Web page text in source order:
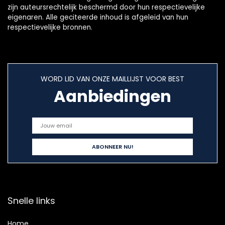
zijn auteursrechtelijk beschermd door hun respectievelijke
eigenaren. Alle geciteerde inhoud is afgeleid van hun
respectievelijke bronnen.
WORD LID VAN ONZE MAILLIJST VOOR BEST
Aanbiedingen
Snelle links